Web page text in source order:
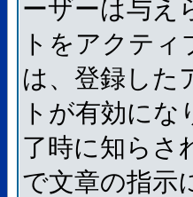
ーザーは与え
トをアクテ
は、登録した
トが有効に
了時に知らさ
で文章の指示